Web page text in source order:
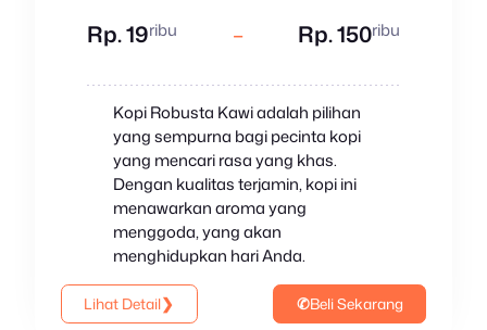
Rp. 19ribu – Rp. 150ribu
Kopi Robusta Kawi adalah pilihan
yang sempurna bagi pecinta kopi
yang mencari rasa yang khas.
Dengan kualitas terjamin, kopi ini
menawarkan aroma yang
menggoda, yang akan
menghidupkan hari Anda.
Lihat Detail❯ ✆Beli Sekarang